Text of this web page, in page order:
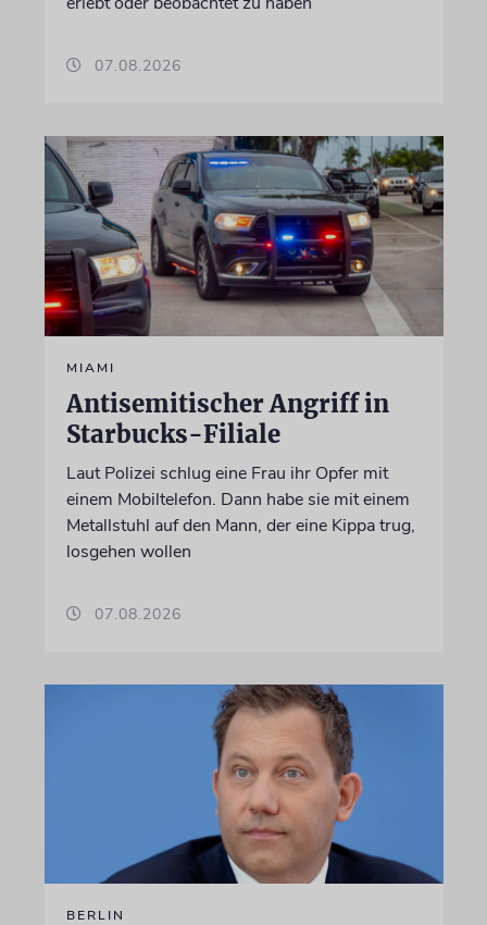
07.08.2026
MIAMI
Antisemitischer Angriff in
Starbucks-Filiale
Laut Polizei schlug eine Frau ihr Opfer mit
einem Mobiltelefon. Dann habe sie mit einem
Metallstuhl auf den Mann, der eine Kippa trug,
losgehen wollen
07.08.2026
BERLIN